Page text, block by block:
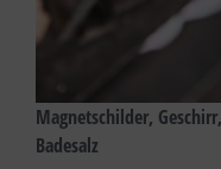
Magnetschilder,
Badesalz